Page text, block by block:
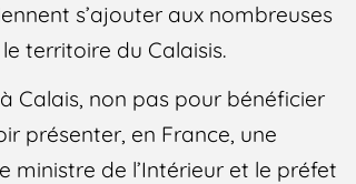
s’ajouter aux nombreuses
territoire du Calaisis.
Calais, non pas pour bénéficier
présenter, en France, une
ministre de l’Intérieur et le préfet